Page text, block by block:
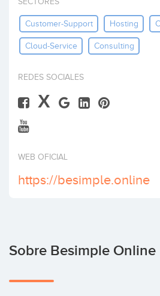
Customer-Support Hosting
Cloud-Service Consulting
REDES SOCIALES
X
WEB OFICIAL
https://besimple.online
Sobre Besimple Online